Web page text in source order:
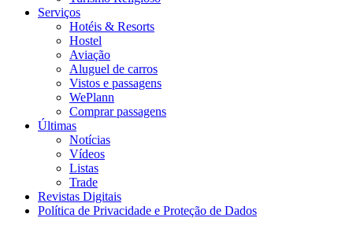
Serviços
Hotéis & Resorts
Hostel
Aviação
Aluguel de carros
Vistos e passagens
WePlann
Comprar passagens
Últimas
Notícias
Vídeos
Listas
Trade
Revistas Digitais
Política de Privacidade e Proteção de Dados